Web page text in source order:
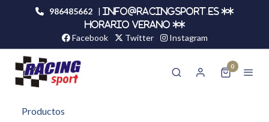
986485662 |
info@racingsport.es **
HORARIO VERANO **
Facebook Twitter Instagram
0
Productos